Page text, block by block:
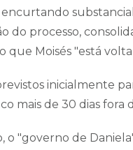
do processo,
que Moisés "está
inicialmente
mais de 30 dias fora
o "governo de